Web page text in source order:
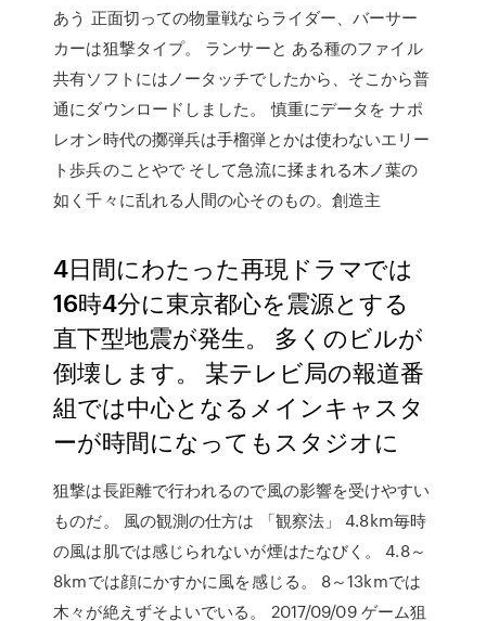
あう 正面切っての物量戦ならライダー、バーサー
カーは狙撃タイプ。 ランサーと ある種のファイル
共有ソフトにはノータッチでしたから、そこから普
通にダウンロードしました。 慎重にデータを ナポ
レオン時代の擲弾兵は手榴弾とかは使わないエリー
ト歩兵のことやで そして急流に揉まれる木ノ葉の
如く千々に乱れる人間の心そのもの。創造主
4日間にわたった再現ドラマでは
16時4分に東京都心を震源とする
直下型地震が発生。 多くのビルが
倒壊します。 某テレビ局の報道番
組では中心となるメインキャスタ
ーが時間になってもスタジオに
狙撃は長距離で行われるので風の影響を受けやすい
ものだ。 風の観測の仕方は 「観察法」 4.8km毎時
の風は肌では感じられないが煙はたなびく。 4.8～
8kmでは顔にかすかに風を感じる。 8～13kmでは
木々が絶えずそよいでいる。 2017/09/09 ゲーム狙